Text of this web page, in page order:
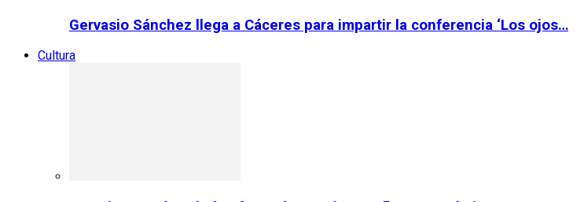
Gervasio Sánchez llega a Cáceres para impartir la conferencia ‘Los ojos…
Cultura